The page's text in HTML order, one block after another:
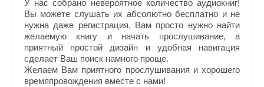
У нас собрано невероятное количество аудиокниг!
Вы можете слушать их абсолютно бесплатно и не
нужна даже регистрация. Вам просто нужно найти
желаемую книгу и начать прослушивание, а
приятный простой дизайн и удобная навигация
сделает Ваш поиск намного проще.
Желаем Вам приятного прослушивания и хорошего
времяпровождения вместе с нами!